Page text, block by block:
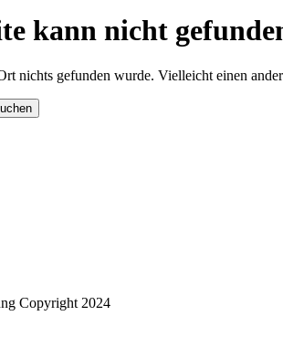
kann nicht
nichts gefunden wurde. Vielleicht einen